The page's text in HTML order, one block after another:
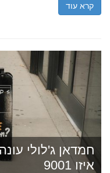
קרא עוד
חמדאן ג'לולי
איזו 9001